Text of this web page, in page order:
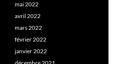
mai 2022
avril 2022
mars 2022
février 2022
janvier 2022